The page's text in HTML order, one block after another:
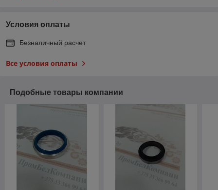
Условия оплаты
Безналичный расчет
Все условия оплаты
Подобные товары компании